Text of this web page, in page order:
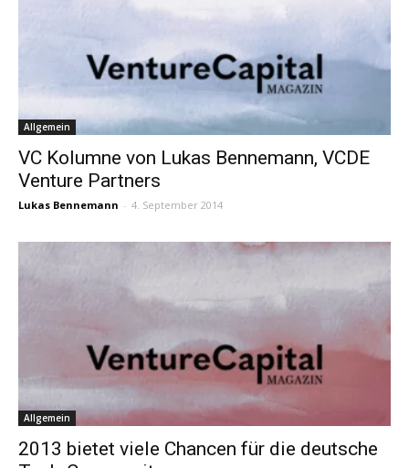
Allgemein
VC Kolumne von Lukas Bennemann, VCDE
Venture Partners
Lukas Bennemann - 4. September 2014
Allgemein
2013 bietet viele Chancen für die deutsche